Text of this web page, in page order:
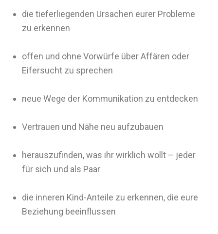
die tieferliegenden Ursachen eurer Probleme
zu erkennen
offen und ohne Vorwürfe über Affären oder
Eifersucht zu sprechen
neue Wege der Kommunikation zu entdecken
Vertrauen und Nähe neu aufzubauen
herauszufinden, was ihr wirklich wollt – jeder
für sich und als Paar
die inneren Kind-Anteile zu erkennen, die eure
Beziehung beeinflussen